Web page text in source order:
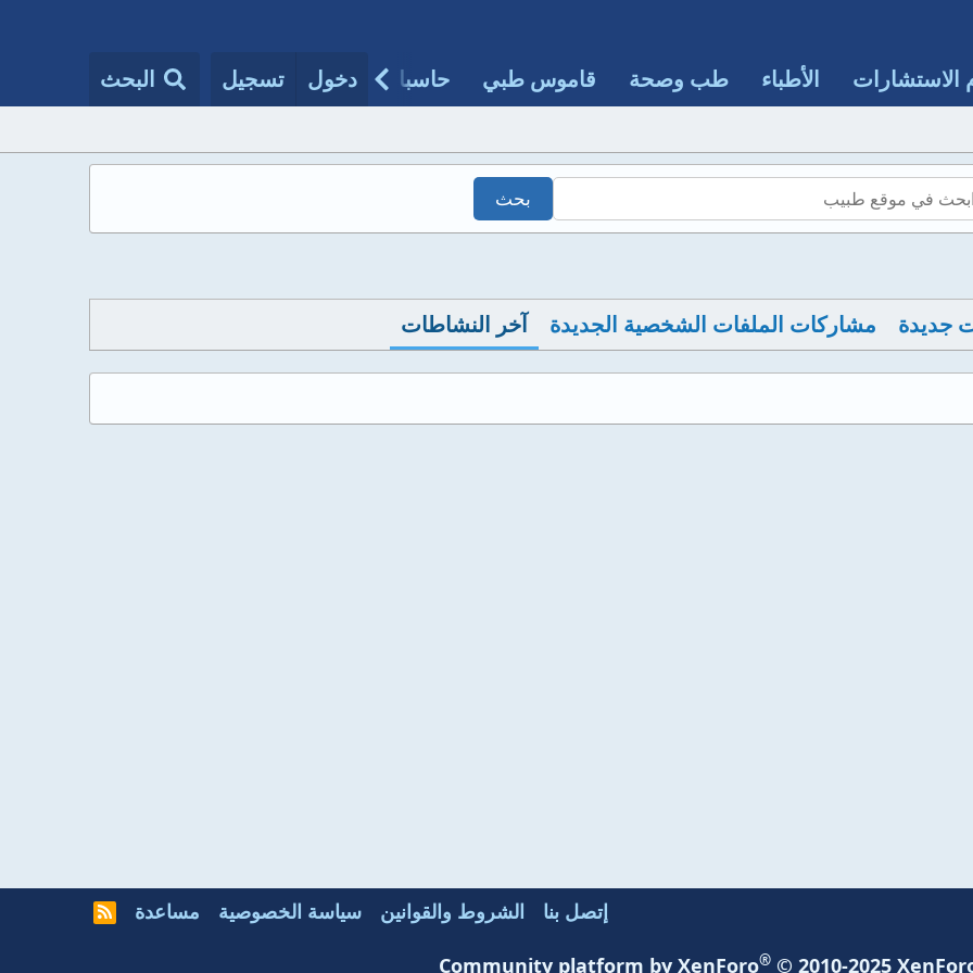
الاستشارات الأطباء طب وصحة قاموس طبي حاسبات طبية مقالات الأطباء دخول تسجيل البحث
جديدة مشاركات الملفات الشخصية الجديدة آخر النشاطات
إتصل بنا الشروط والقوانين سياسة الخصوصية مساعدة
R
Community platform by XenForo® © 2010-2025